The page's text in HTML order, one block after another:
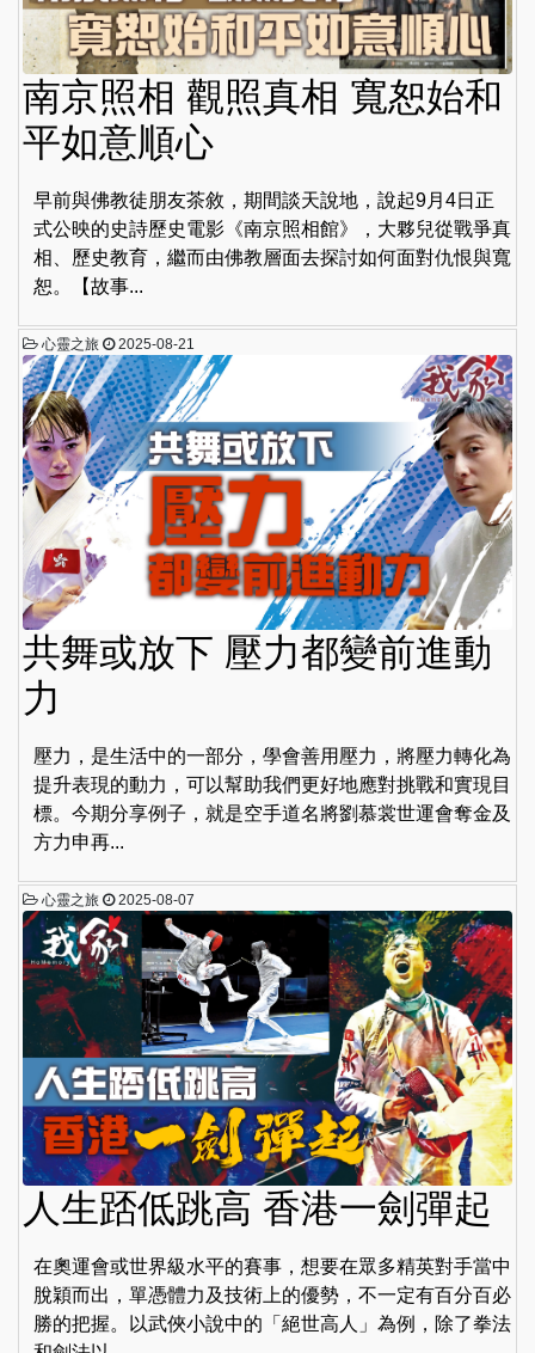
南京照相 觀照真相 寬恕始和
平如意順心
早前與佛教徒朋友茶敘，期間談天說地，說起9月4日正
式公映的史詩歷史電影《南京照相館》，大夥兒從戰爭真
相、歷史教育，繼而由佛教層面去探討如何面對仇恨與寬
恕。【故事...
心靈之旅 2025-08-21
共舞或放下 壓力都變前進動
力
壓力，是生活中的一部分，學會善用壓力，將壓力轉化為
提升表現的動力，可以幫助我們更好地應對挑戰和實現目
標。今期分享例子，就是空手道名將劉慕裳世運會奪金及
方力申再...
心靈之旅 2025-08-07
人生踎低跳高 香港一劍彈起
在奧運會或世界級水平的賽事，想要在眾多精英對手當中
脫穎而出，單憑體力及技術上的優勢，不一定有百分百必
勝的把握。以武俠小說中的「絕世高人」為例，除了拳法